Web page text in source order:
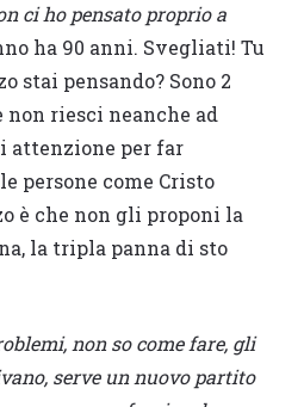
ci ho pensato proprio a
ha 90 anni. Svegliati! Tu
stai pensando? Sono 2
non riesci neanche ad
attenzione per far
persone come Cristo
è che non gli proponi la
la tripla panna di sto
non so come fare, gli
serve un nuovo partito